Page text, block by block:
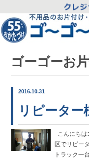
ゴーゴーお
2016.10.31
リピーター
こんにち
区でリピー
トラック一